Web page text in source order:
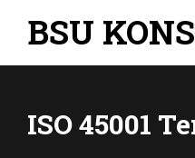
BSU
ISO 45001